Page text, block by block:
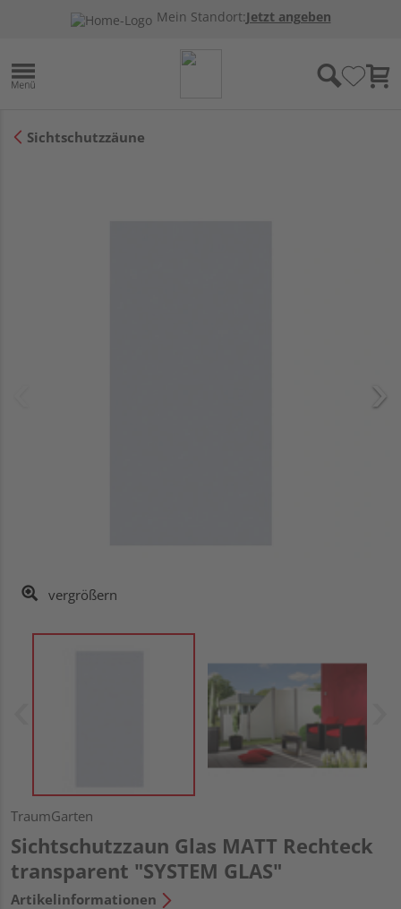
Mein Standort:Jetzt angeben
Sichtschutzzäune
vergrößern
TraumGarten
Sichtschutzzaun Glas MATT Rechteck
transparent "SYSTEM GLAS"
Artikelinformationen